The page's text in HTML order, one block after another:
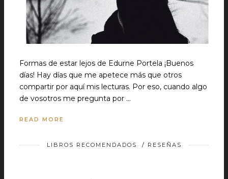
Formas de estar lejos de Edurne Portela ¡Buenos
días! Hay días que me apetece más que otros
compartir por aquí mis lecturas. Por eso, cuando algo
de vosotros me pregunta por …
READ MORE
LIBROS RECOMENDADOS / RESEÑAS